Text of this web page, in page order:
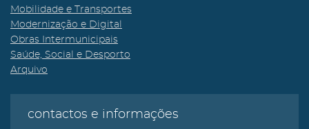
Mobilidade e Transportes
Modernização e Digital
Obras Intermunicipais
Saúde, Social e Desporto
Arquivo
contactos e informações